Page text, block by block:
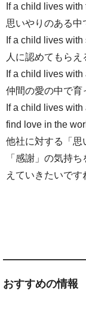
If a child lives
思いやりのある中
If a child lives
人に認めてもら
If a child lives
仲間の愛の中で育
If a child lives
find love in the
他社に対する「思
「感謝」の気持
えていきたいです
おすすめの情報